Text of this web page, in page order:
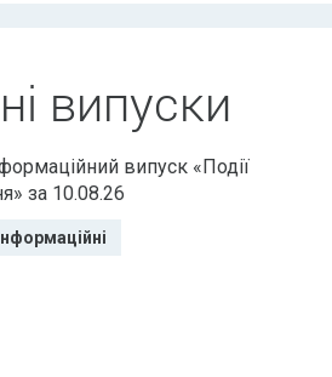
випуски
випуск «Події
за 10.08.26
Інформаційні